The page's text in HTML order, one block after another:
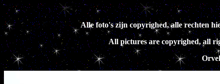
Alle foto's zijn copyrighed, alle rechten
All pictures are copyrighed, all